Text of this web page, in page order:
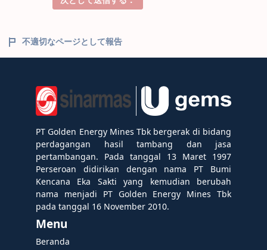
不適切なページとして報告
PT Golden Energy Mines Tbk bergerak di bidang
perdagangan hasil tambang dan jasa
pertambangan. Pada tanggal 13 Maret 1997
Perseroan didirikan dengan nama PT Bumi
Kencana Eka Sakti yang kemudian berubah
nama menjadi PT Golden Energy Mines Tbk
pada tanggal 16 November 2010.
Menu
Beranda